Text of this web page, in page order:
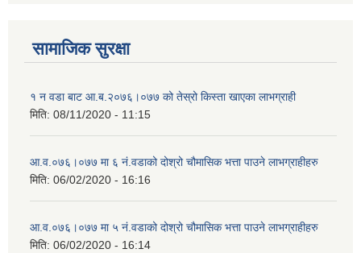
सामाजिक सुरक्षा
१ न‌ वडा बाट आ.ब.२०७६।०७७ को तेस्रो किस्ता खाएका लाभग्राही
मिति: 08/11/2020 - 11:15
आ‍.व.०७६।०७७ मा ६ नं.वडाको दोश्रो चौमासिक भत्ता पाउने लाभग्राहीहरु
मिति: 06/02/2020 - 16:16
आ‍.व.०७६।०७७ मा ५ नं.वडाको दोश्रो चौमासिक भत्ता पाउने लाभग्राहीहरु
मिति: 06/02/2020 - 16:14